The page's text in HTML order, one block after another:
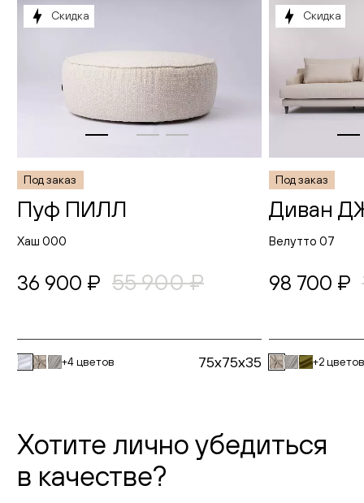
Скидка
Пуф ПИЛЛ
Под заказ
Хаш 000
36 900 ₽ 55 900 ₽
+4 цветов 75x75x35
Скидка
Диван
Под заказ
Велутто 07
98 700 ₽
+2
Хотите лично убедиться
в качестве?